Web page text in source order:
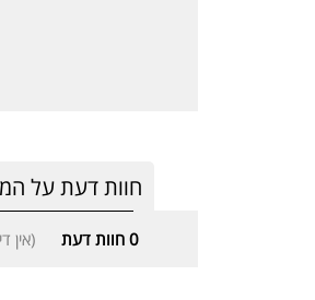
חוות דעת על
0 חוות דעת (אין